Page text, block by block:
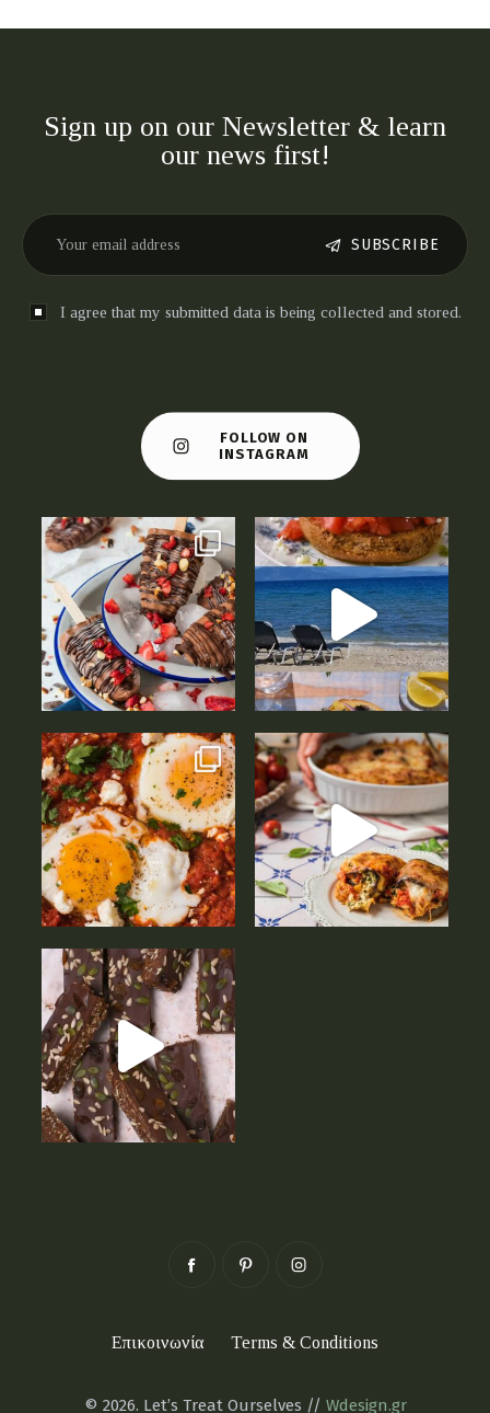
Sign up on our Newsletter & learn
our news first!
SUBSCRIBE
I agree that my submitted data is being collected and stored.
FOLLOW ON
INSTAGRAM
© 2026. Let’s Treat Ourselves // Wdesign.gr
Επικοινωνία Terms & Conditions